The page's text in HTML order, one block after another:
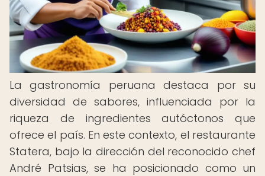
La gastronomía peruana destaca por su
diversidad de sabores, influenciada por la
riqueza de ingredientes autóctonos que
ofrece el país. En este contexto, el restaurante
Statera, bajo la dirección del reconocido chef
André Patsias, se ha posicionado como un